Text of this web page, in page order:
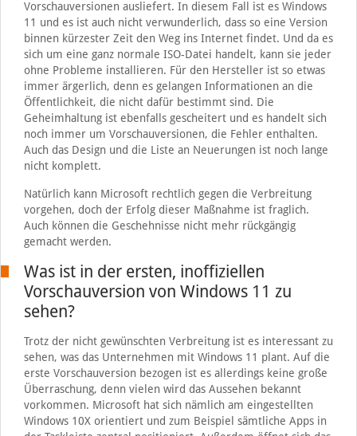
Vorschauversionen ausliefert. In diesem Fall ist es Windows
11 und es ist auch nicht verwunderlich, dass so eine Version
binnen kürzester Zeit den Weg ins Internet findet. Und da es
sich um eine ganz normale ISO-Datei handelt, kann sie jeder
ohne Probleme installieren. Für den Hersteller ist so etwas
immer ärgerlich, denn es gelangen Informationen an die
Öffentlichkeit, die nicht dafür bestimmt sind. Die
Geheimhaltung ist ebenfalls gescheitert und es handelt sich
noch immer um Vorschauversionen, die Fehler enthalten.
Auch das Design und die Liste an Neuerungen ist noch lange
nicht komplett.
Natürlich kann Microsoft rechtlich gegen die Verbreitung
vorgehen, doch der Erfolg dieser Maßnahme ist fraglich.
Auch können die Geschehnisse nicht mehr rückgängig
gemacht werden.
Was ist in der ersten, inoffiziellen
Vorschauversion von Windows 11 zu
sehen?
Trotz der nicht gewünschten Verbreitung ist es interessant zu
sehen, was das Unternehmen mit Windows 11 plant. Auf die
erste Vorschauversion bezogen ist es allerdings keine große
Überraschung, denn vielen wird das Aussehen bekannt
vorkommen. Microsoft hat sich nämlich am eingestellten
Windows 10X orientiert und zum Beispiel sämtliche Apps in